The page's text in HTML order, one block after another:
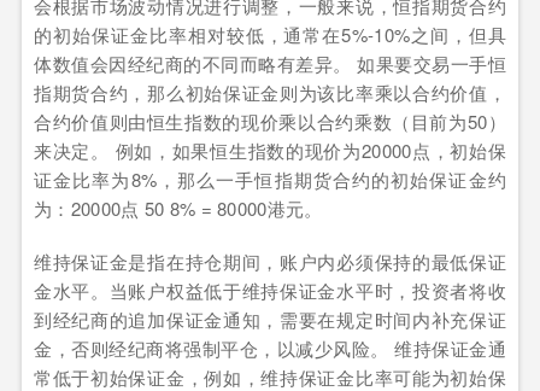
会根据市场波动情况进行调整，一般来说，恒指期货合约
的初始保证金比率相对较低，通常在5%-10%之间，但具
体数值会因经纪商的不同而略有差异。 如果要交易一手恒
指期货合约，那么初始保证金则为该比率乘以合约价值，
合约价值则由恒生指数的现价乘以合约乘数（目前为50）
来决定。 例如，如果恒生指数的现价为20000点，初始保
证金比率为8%，那么一手恒指期货合约的初始保证金约
为：20000点 50 8% = 80000港元。
维持保证金是指在持仓期间，账户内必须保持的最低保证
金水平。当账户权益低于维持保证金水平时，投资者将收
到经纪商的追加保证金通知，需要在规定时间内补充保证
金，否则经纪商将强制平仓，以减少风险。 维持保证金通
常低于初始保证金，例如，维持保证金比率可能为初始保